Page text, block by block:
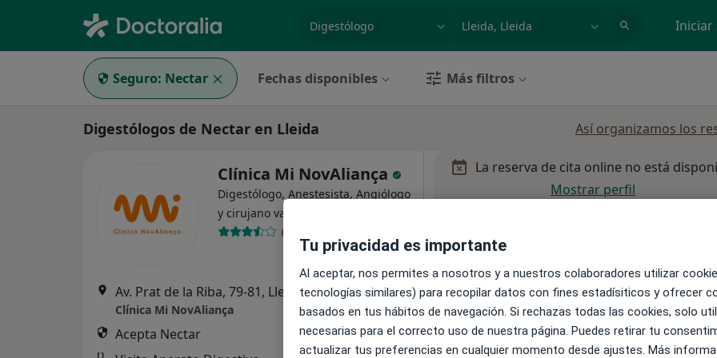
especialidad, enfermedad o nombre Iniciar
Seguro: Nectar Fechas disponibles Más filtros
Digestólogos de Nectar en Lleida Así organizamos los
Clínica Mi NovAliança
Digestólogo, Anestesista, Angiólogo
y cirujano vascular
61 opiniones
Av. Prat de la Riba, 79-81, Lleida•Mapa
Clínica Mi NovAliança
Acepta Nectar
La reserva de cita online no está
Mostrar perfil
Tu privacidad es importante
Al aceptar, nos permites a nosotros y a nuestros colaboradores utilizar
tecnologías similares) para recopilar datos con fines estadísiticos y ofrecer
basados en tus hábitos de navegación. Si rechazas todas las cookies, solo
necesarias para el correcto uso de nuestra página. Puedes retirar tu
actualizar tus preferencias en cualquier momento desde ajustes. Más